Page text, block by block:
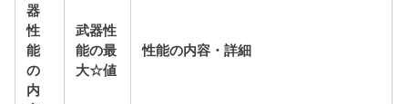
器
性
能
の
内
武器性
能の最
大☆値
性能の内容・詳細